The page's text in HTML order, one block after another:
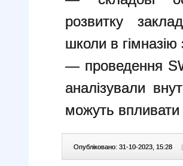
розвитку
школи в
— проведення
аналізували
можуть впливати
Опубліковано: 31-10-2023, 15:28 |